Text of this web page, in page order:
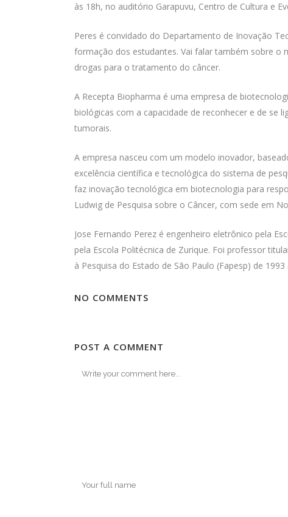
às 18h, no auditório Garapuvu, Centro de Cultura e
Peres é convidado do Departamento de Inovação
formação dos estudantes. Vai falar também sobre o
drogas para o tratamento do câncer.
A Recepta Biopharma é uma empresa de
biológicas com a capacidade de reconhecer e de se
tumorais.
A empresa nasceu com um modelo inovador,
excelência científica e tecnológica do sistema de
faz inovação tecnológica em biotecnologia para
Ludwig de Pesquisa sobre o Câncer, com sede em
Jose Fernando Perez é engenheiro eletrônico pela
pela Escola Politécnica de Zurique. Foi professor
à Pesquisa do Estado de São Paulo (Fapesp) de 1993
NO COMMENTS
POST A COMMENT